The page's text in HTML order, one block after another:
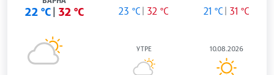
22 °C 32 °C 23 °C 32 °C 21 °C 31 °C
УТРЕ 10.08.2026